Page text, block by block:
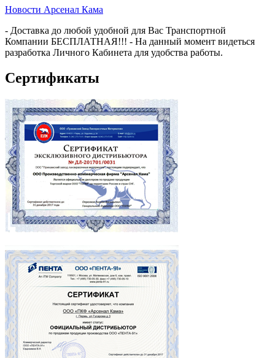
Новости Арсенал Кама
- Доставка до любой удобной для Вас Транспортной
Компании БЕСПЛАТНАЯ!!! - На данный момент видеться
разработка Личного Кабинета для удобства работы.
Сертификаты